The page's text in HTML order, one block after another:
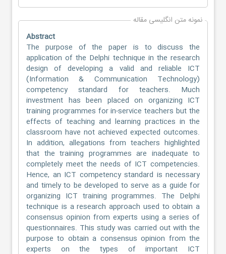
نمونه متن انگلیسی مقاله
Abstract
The purpose of the paper is to discuss the
application of the Delphi technique in the research
design of developing a valid and reliable ICT
(Information & Communication Technology)
competency standard for teachers. Much
investment has been placed on organizing ICT
training programmes for in-service teachers but the
effects of teaching and learning practices in the
classroom have not achieved expected outcomes.
In addition, allegations from teachers highlighted
that the training programmes are inadequate to
completely meet the needs of ICT competencies.
Hence, an ICT competency standard is necessary
and timely to be developed to serve as a guide for
organizing ICT training programmes. The Delphi
technique is a research approach used to obtain a
consensus opinion from experts using a series of
questionnaires. This study was carried out with the
purpose to obtain a consensus opinion from the
experts on the types of important ICT